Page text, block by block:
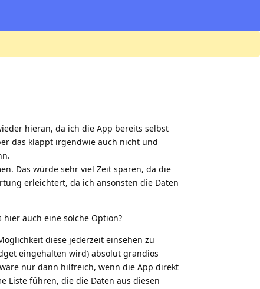
hieran, da ich die App bereits selbst
das klappt irgendwie auch nicht und
Das würde sehr viel Zeit sparen, da die
erleichtert, da ich ansonsten die Daten
auch eine solche Option?
diese jederzeit einsehen zu
eingehalten wird) absolut grandios
nur dann hilfreich, wenn die App direkt
Liste führen, die die Daten aus diesen